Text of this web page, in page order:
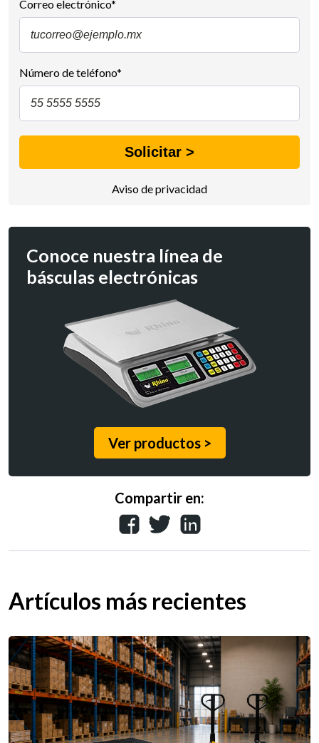
Correo electrónico*
Número de teléfono*
Aviso de privacidad
Conoce nuestra línea de
básculas electrónicas
Ver productos >
Compartir en:
Artículos más recientes